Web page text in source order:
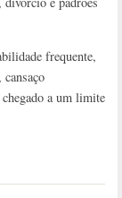
frequente,
chegado a um limite